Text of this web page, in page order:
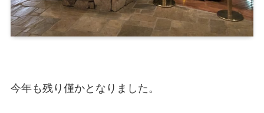
今年も残り僅かとなりました。